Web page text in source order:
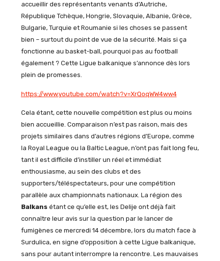
accueillir des représentants venants d’Autriche,
République Tchèque, Hongrie, Slovaquie, Albanie, Grèce,
Bulgarie, Turquie et Roumanie si les choses se passent
bien – surtout du point de vue de la sécurité. Mais si ça
fonctionne au basket-ball, pourquoi pas au football
également ? Cette Ligue balkanique s’annonce dès lors
plein de promesses.
https://www.youtube.com/watch?v=XrQoqWW4ww4
Cela étant, cette nouvelle compétition est plus ou moins
bien accueillie. Comparaison n’est pas raison, mais des
projets similaires dans d’autres régions d’Europe, comme
la Royal League ou la Baltic League, n’ont pas fait long feu,
tant il est difficile d’instiller un réel et immédiat
enthousiasme, au sein des clubs et des
supporters/téléspectateurs, pour une compétition
parallèle aux championnats nationaux. La région des
Balkans étant ce qu’elle est, les Delije ont déjà fait
connaître leur avis sur la question par le lancer de
fumigènes ce mercredi 14 décembre, lors du match face à
Surdulica, en signe d’opposition à cette Ligue balkanique,
sans pour autant interrompre la rencontre. Les mauvaises